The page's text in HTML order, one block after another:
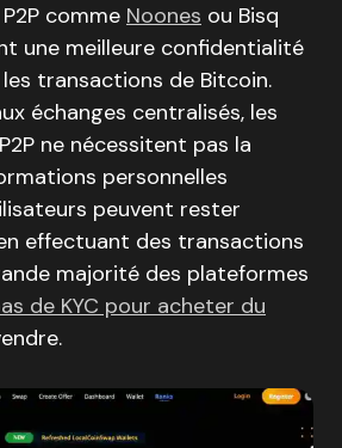
comme Noones ou Bisq
une meilleure confidentialité
transactions de Bitcoin.
échanges centralisés, les
ne nécessitent pas la
personnelles
peuvent rester
effectuant des transactions
majorité des plateformes
de KYC pour acheter du